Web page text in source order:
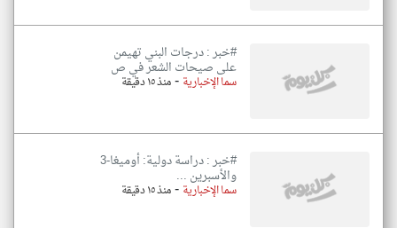
#خبر : درجات البني تهيمن
على صيحات الشعر في ص
سما الإخبارية -منذ ١٥ دقيقة
#خبر : دراسة دولية: أوميغا-3
والأسبرين ...
سما الإخبارية -منذ ١٥ دقيقة